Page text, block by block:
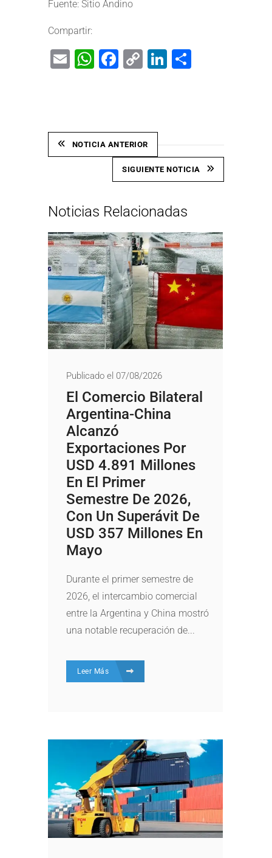
Fuente: Sitio Andino
Compartir:
EmailWhatsApp
Facebook
CopyLinkedIn
NOTICIA ANTERIOR
SIGUIENTE NOTICIA
Noticias Relacionadas
Publicado el 07/08/2026
El Comercio Bilateral
Argentina-China
Alcanzó
Exportaciones Por
USD 4.891 Millones
En El Primer
Semestre De 2026,
Con Un Superávit De
USD 357 Millones En
Mayo
Durante el primer semestre de
2026, el intercambio comercial
entre la Argentina y China mostró
una notable recuperación de...
Leer Más